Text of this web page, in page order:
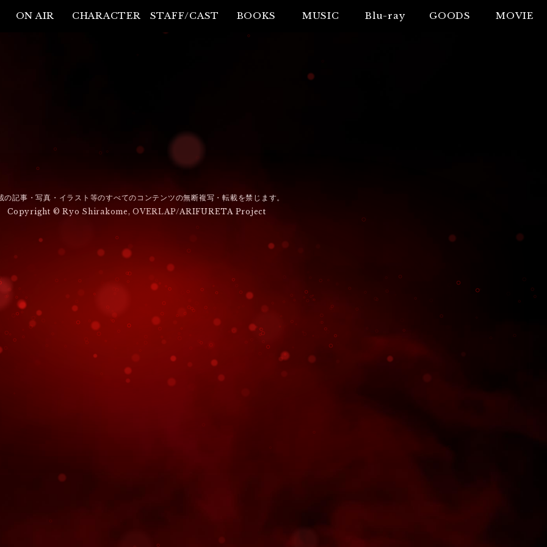
ON AIR CHARACTER STAFF/CAST BOOKS MUSIC Blu-ray GOODS MOVIE
の記事・写真・イラスト等のすべてのコンテンツの無断複写・転載を禁じます。
Copyright © Ryo Shirakome, OVERLAP/ARIFURETA Project